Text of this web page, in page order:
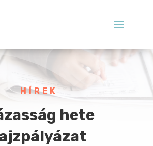
HÍREK
hete